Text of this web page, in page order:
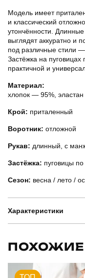
Модель имеет
и классический
утончённости.
выглядят аккуратно и
под различные стили —
Застёжка на
практичной и
Материал:
хлопок — 95%,
Крой: приталенный
Воротник: отложной
Рукав: длинный, с
Застёжка: пуговицы
Сезон: весна / лето /
Характеристики
ПОХОЖИЕ